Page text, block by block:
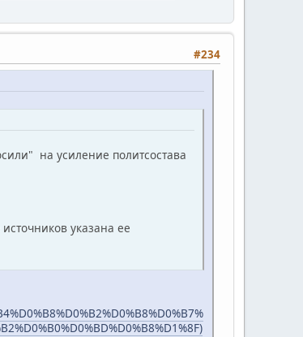
#234
на усиление политсостава
указана ее